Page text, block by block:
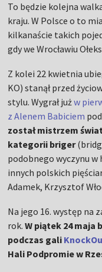
To będzie kolejna
kraju. W Polsce o to
kilkanaście takich
gdy we Wrocławiu
Z kolei 22 kwietnia
KO) stanął przed
stylu. Wygrał jużw
z Alenem Babiciem
został mistrzem
kategorii briger
podobnego wyczynu
innych polskich
Adamek, Krzysztof
Na jego 16. występ na
rok.W piątek 24 maja
podczas gali
Hali Podpromie w